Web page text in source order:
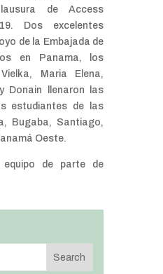
de Access
Dos excelentes
de la Embajada de
en Panama, los
Maria Elena,
Donain llenaron las
estudiantes de las
Bugaba, Santiago,
Oeste.
equipo de parte de